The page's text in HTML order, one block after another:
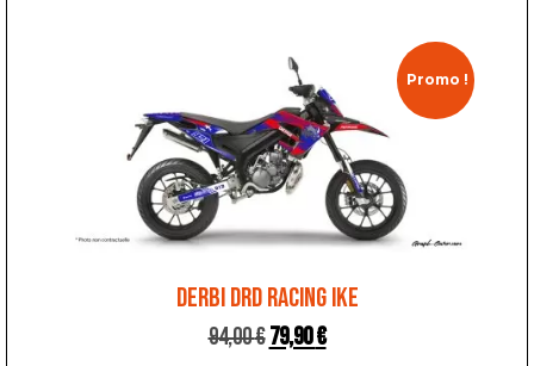
Promo !
DERBI DRD RACING IKE
94,00€79,90€